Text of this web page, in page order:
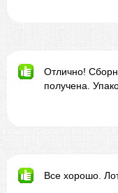
Отлично!
получена.
Все хорошо.